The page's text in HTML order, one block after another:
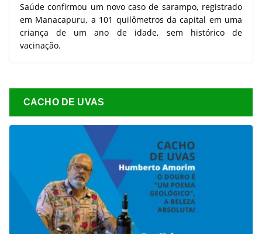
Saúde confirmou um novo caso de sarampo, registrado
em Manacapuru, a 101 quilômetros da capital em uma
criança de um ano de idade, sem histórico de
vacinação.
CACHO DE UVAS